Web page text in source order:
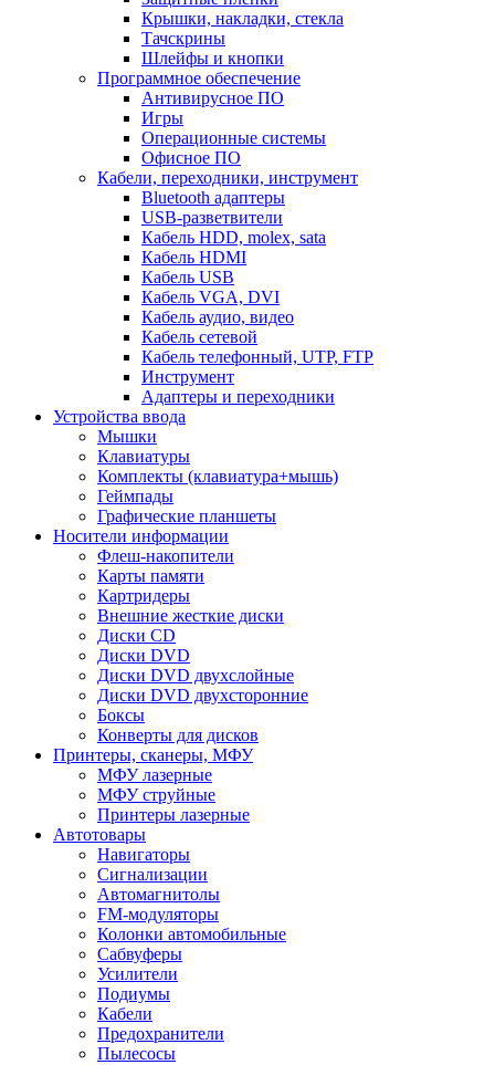
Крышки, накладки, стекла
Тачскрины
Шлейфы и кнопки
Программное обеспечение
Антивирусное ПО
Игры
Операционные системы
Офисное ПО
Кабели, переходники, инструмент
Bluetooth адаптеры
USB-разветвители
Кабель HDD, molex, sata
Кабель HDMI
Кабель USB
Кабель VGA, DVI
Кабель аудио, видео
Кабель сетевой
Кабель телефонный, UTP, FTP
Инструмент
Адаптеры и переходники
Устройства ввода
Мышки
Клавиатуры
Комплекты (клавиатура+мышь)
Геймпады
Графические планшеты
Носители информации
Флеш-накопители
Карты памяти
Картридеры
Внешние жесткие диски
Диски CD
Диски DVD
Диски DVD двухслойные
Диски DVD двухсторонние
Боксы
Конверты для дисков
Принтеры, сканеры, МФУ
МФУ лазерные
МФУ струйные
Принтеры лазерные
Автотовары
Навигаторы
Сигнализации
Автомагнитолы
FM-модуляторы
Колонки автомобильные
Сабвуферы
Усилители
Подиумы
Кабели
Предохранители
Пылесосы